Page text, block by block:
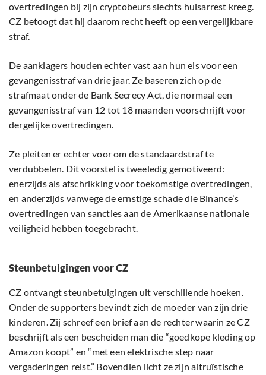
overtredingen bij zijn cryptobeurs slechts huisarrest kreeg.
CZ betoogt dat hij daarom recht heeft op een vergelijkbare
straf.
De aanklagers houden echter vast aan hun eis voor een
gevangenisstraf van drie jaar. Ze baseren zich op de
strafmaat onder de Bank Secrecy Act, die normaal een
gevangenisstraf van 12 tot 18 maanden voorschrijft voor
dergelijke overtredingen.
Ze pleiten er echter voor om de standaardstraf te
verdubbelen. Dit voorstel is tweeledig gemotiveerd:
enerzijds als afschrikking voor toekomstige overtredingen,
en anderzijds vanwege de ernstige schade die Binance’s
overtredingen van sancties aan de Amerikaanse nationale
veiligheid hebben toegebracht.
Steunbetuigingen voor CZ
CZ ontvangt steunbetuigingen uit verschillende hoeken.
Onder de supporters bevindt zich de moeder van zijn drie
kinderen. Zij schreef een brief aan de rechter waarin ze CZ
beschrijft als een bescheiden man die “goedkope kleding op
Amazon koopt” en “met een elektrische step naar
vergaderingen reist.” Bovendien licht ze zijn altruïstische